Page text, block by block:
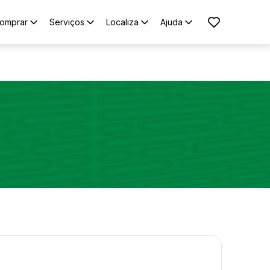
Serviços Localiza Ajuda